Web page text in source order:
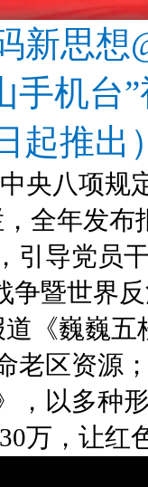
新思想
手机
起推出
央八项规
全年发
引导党员
争暨世界
《巍巍
老区资源
，以多种
万，让红